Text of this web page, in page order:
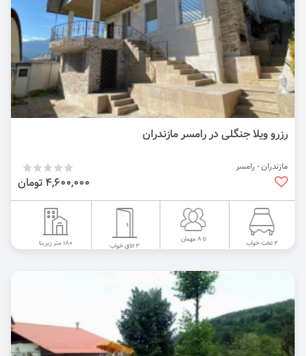
رزرو ویلا جنگلی در رامسر مازندران
مازندران - رامسر
4,600,000 تومان
2 تخت خواب تا 8 مهمان
2 اتاق خواب 180 متر زیربنا